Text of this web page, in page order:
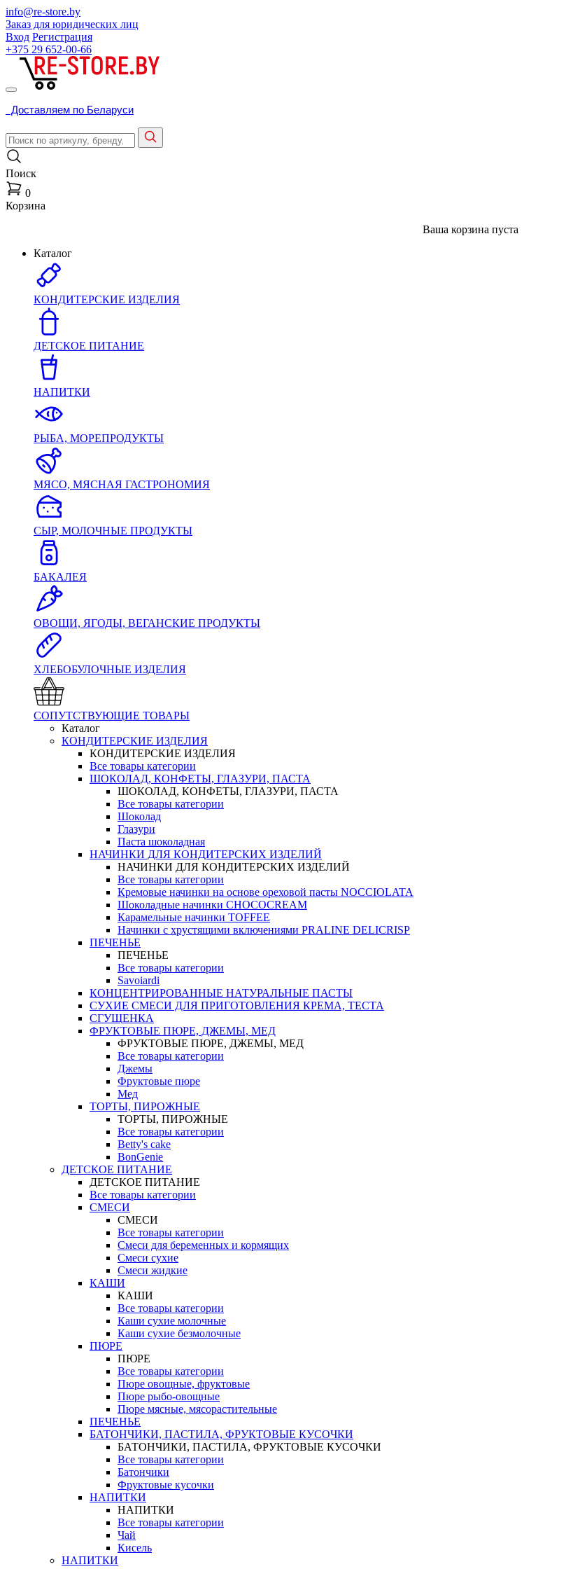
info@re-store.by
Заказ для юридических лиц
Вход Регистрация
+375 29 652-00-66
Доставляем по Беларуси
Поиск
0
Корзина
Ваша корзина пуста
Каталог
КОНДИТЕРСКИЕ ИЗДЕЛИЯ
ДЕТСКОЕ ПИТАНИЕ
НАПИТКИ
РЫБА, МОРЕПРОДУКТЫ
МЯСО, МЯСНАЯ ГАСТРОНОМИЯ
СЫР, МОЛОЧНЫЕ ПРОДУКТЫ
БАКАЛЕЯ
ОВОЩИ, ЯГОДЫ, ВЕГАНСКИЕ ПРОДУКТЫ
ХЛЕБОБУЛОЧНЫЕ ИЗДЕЛИЯ
СОПУТСТВУЮЩИЕ ТОВАРЫ
Каталог
КОНДИТЕРСКИЕ ИЗДЕЛИЯ
КОНДИТЕРСКИЕ ИЗДЕЛИЯ
Все товары категории
ШОКОЛАД, КОНФЕТЫ, ГЛАЗУРИ, ПАСТА
ШОКОЛАД, КОНФЕТЫ, ГЛАЗУРИ, ПАСТА
Все товары категории
Шоколад
Глазури
Паста шоколадная
НАЧИНКИ ДЛЯ КОНДИТЕРСКИХ ИЗДЕЛИЙ
НАЧИНКИ ДЛЯ КОНДИТЕРСКИХ ИЗДЕЛИЙ
Все товары категории
Кремовые начинки на основе ореховой пасты NOCCIOLATA
Шоколадные начинки CHOCOCREAM
Карамельные начинки TOFFEE
Начинки с хрустящими включениями PRALINE DELICRISP
ПЕЧЕНЬЕ
ПЕЧЕНЬЕ
Все товары категории
Savoiardi
КОНЦЕНТРИРОВАННЫЕ НАТУРАЛЬНЫЕ ПАСТЫ
СУХИЕ СМЕСИ ДЛЯ ПРИГОТОВЛЕНИЯ КРЕМА, ТЕСТА
СГУЩЕНКА
ФРУКТОВЫЕ ПЮРЕ, ДЖЕМЫ, МЕД
ФРУКТОВЫЕ ПЮРЕ, ДЖЕМЫ, МЕД
Все товары категории
Джемы
Фруктовые пюре
Мед
ТОРТЫ, ПИРОЖНЫЕ
ТОРТЫ, ПИРОЖНЫЕ
Все товары категории
Betty's cake
BonGenie
ДЕТСКОЕ ПИТАНИЕ
ДЕТСКОЕ ПИТАНИЕ
Все товары категории
СМЕСИ
СМЕСИ
Все товары категории
Смеси для беременных и кормящих
Смеси сухие
Смеси жидкие
КАШИ
КАШИ
Все товары категории
Каши сухие молочные
Каши сухие безмолочные
ПЮРЕ
ПЮРЕ
Все товары категории
Пюре овощные, фруктовые
Пюре рыбо-овощные
Пюре мясные, мясорастительные
ПЕЧЕНЬЕ
БАТОНЧИКИ, ПАСТИЛА, ФРУКТОВЫЕ КУСОЧКИ
БАТОНЧИКИ, ПАСТИЛА, ФРУКТОВЫЕ КУСОЧКИ
Все товары категории
Батончики
Фруктовые кусочки
НАПИТКИ
НАПИТКИ
Все товары категории
Чай
Кисель
НАПИТКИ